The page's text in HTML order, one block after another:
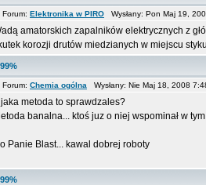
Forum: Elektronika w PIRO Wysłany: Pon Maj 19,
amatorskich zapalników elektrycznych z
korozji drutów miedzianych w miejscu
Forum: Chemia ogólna Wysłany: Nie Maj 18, 2008
jaka metoda to sprawdzales?
banalna... ktoś juz o niej wspominał w
Panie Blast... kawal dobrej roboty